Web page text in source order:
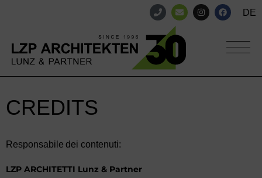
DE
CREDITS
Responsabile dei contenuti:
LZP ARCHITETTI Lunz & Partner